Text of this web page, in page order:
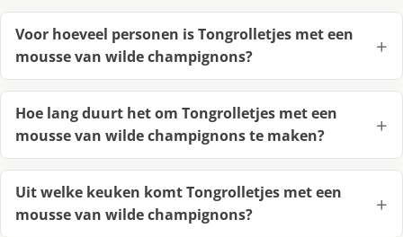
Voor hoeveel personen is Tongrolletjes met een
mousse van wilde champignons?
Hoe lang duurt het om Tongrolletjes met een
mousse van wilde champignons te maken?
Uit welke keuken komt Tongrolletjes met een
mousse van wilde champignons?